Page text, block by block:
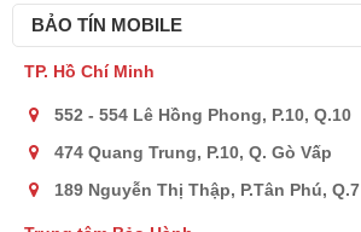
BẢO TÍN MOBILE
TP. Hồ Chí Minh
552 - 554 Lê Hồng Phong, P.10, Q.10
474 Quang Trung, P.10, Q. Gò Vấp
189 Nguyễn Thị Thập, P.Tân Phú, Q.7